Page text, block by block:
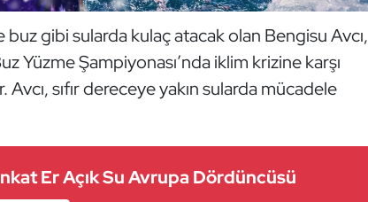
buz gibi sularda kulaç atacak olan Bengisu Avcı,
Yüzme Şampiyonası’nda iklim krizine karşı
Avcı, sıfır dereceye yakın sularda mücadele
Er Açık Su Avrupa Dördüncüsü